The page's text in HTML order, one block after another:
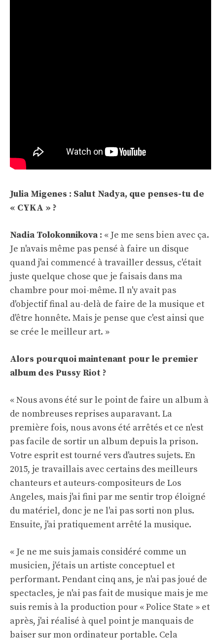
Julia Migenes : Salut Nadya, que penses-tu de
« CYKA » ?
Nadia Tolokonnikova : « Je me sens bien avec ça.
Je n'avais même pas pensé à faire un disque
quand j'ai commencé à travailler dessus, c'était
juste quelque chose que je faisais dans ma
chambre pour moi-même. Il n'y avait pas
d'objectif final au-delà de faire de la musique et
d'être honnête. Mais je pense que c'est ainsi que
se crée le meilleur art. »
Alors pourquoi maintenant pour le premier
album des Pussy Riot ?
« Nous avons été sur le point de faire un album à
de nombreuses reprises auparavant. La
première fois, nous avons été arrêtés et ce n'est
pas facile de sortir un album depuis la prison.
Votre esprit est tourné vers d'autres sujets. En
2015, je travaillais avec certains des meilleurs
chanteurs et auteurs-compositeurs de Los
Angeles, mais j'ai fini par me sentir trop éloigné
du matériel, donc je ne l'ai pas sorti non plus.
Ensuite, j'ai pratiquement arrêté la musique.
« Je ne me suis jamais considéré comme un
musicien, j'étais un artiste conceptuel et
performant. Pendant cinq ans, je n'ai pas joué de
spectacles, je n'ai pas fait de musique mais je me
suis remis à la production pour « Police State » et
après, j'ai réalisé à quel point je manquais de
baiser sur mon ordinateur portable. Cela